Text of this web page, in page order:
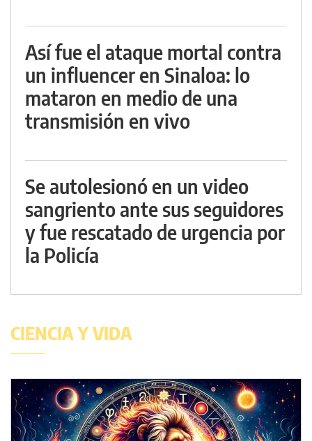
Así fue el ataque mortal contra
un influencer en Sinaloa: lo
mataron en medio de una
transmisión en vivo
Se autolesionó en un video
sangriento ante sus seguidores
y fue rescatado de urgencia por
la Policía
CIENCIA Y VIDA